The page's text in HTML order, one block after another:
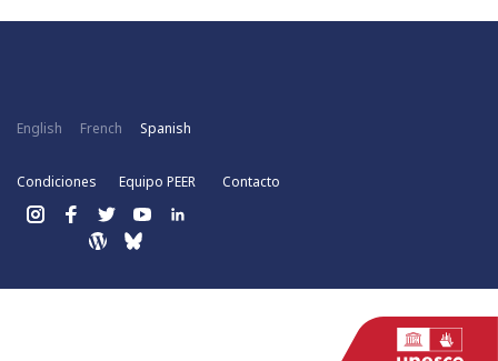
English French Spanish
Condiciones Equipo PEER Contacto